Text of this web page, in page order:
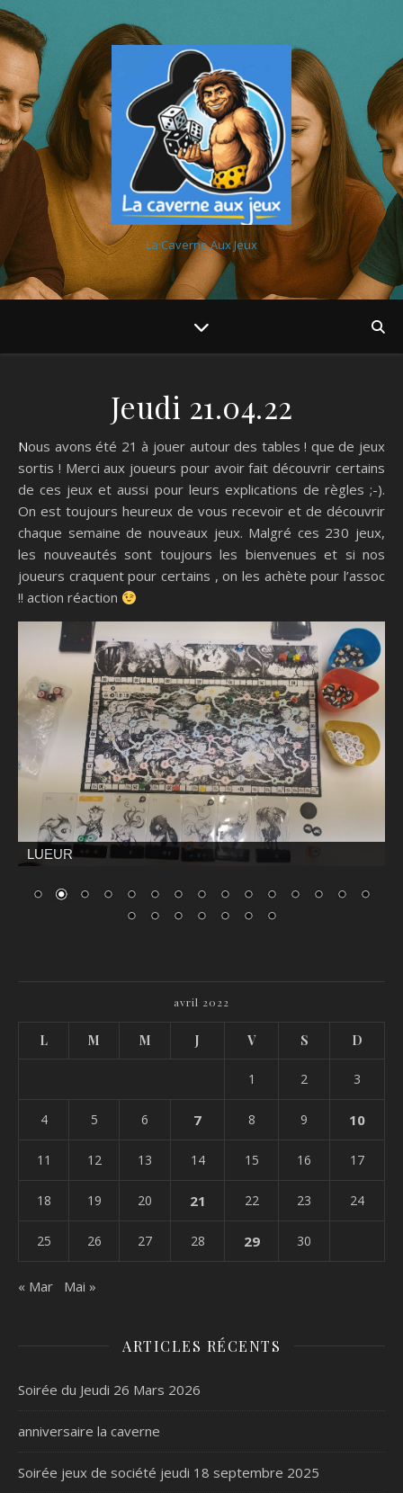
La Caverne Aux Jeux
Jeudi 21.04.22
Nous avons été 21 à jouer autour des tables ! que de jeux
sortis ! Merci aux joueurs pour avoir fait découvrir certains
de ces jeux et aussi pour leurs explications de règles ;-).
On est toujours heureux de vous recevoir et de découvrir
chaque semaine de nouveaux jeux. Malgré ces 230 jeux,
les nouveautés sont toujours les bienvenues et si nos
joueurs craquent pour certains , on les achète pour l’assoc
!! action réaction
LUEUR
avril 2022
L M M J V S D
1 2 3
4 5 6 7 8 9 10
11 12 13 14 15 16 17
18 19 20 21 22 23 24
25 26 27 28 29 30
« Mar Mai »
ARTICLES RÉCENTS
Soirée du Jeudi 26 Mars 2026
anniversaire la caverne
Soirée jeux de société jeudi 18 septembre 2025